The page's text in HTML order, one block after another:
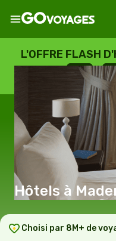
L'OFFRE FLASH
--
JOURS
:
Hôtels à
Choisi par 8M+ de